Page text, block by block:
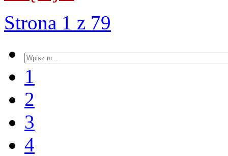
Strona 1 z 79
1
2
3
4